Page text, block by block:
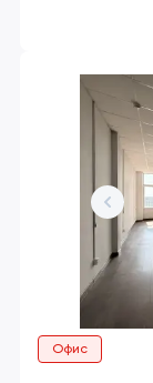
Офис